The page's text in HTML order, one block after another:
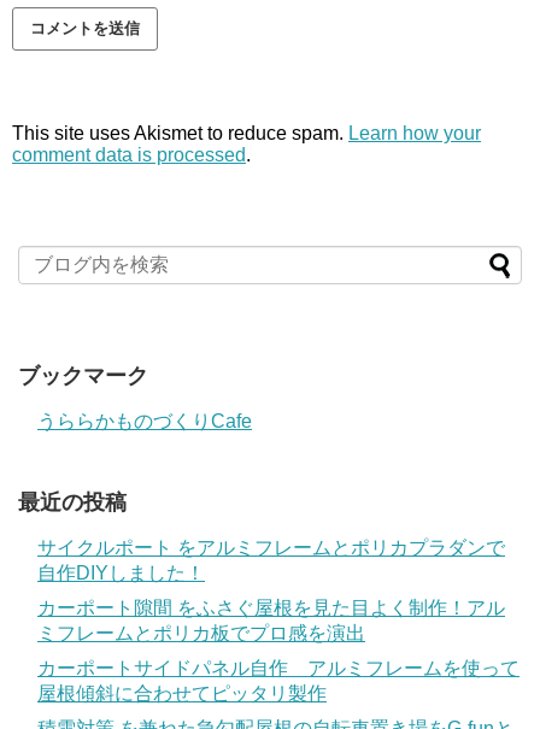
This site uses Akismet to reduce spam. Learn how your
comment data is processed.
ブックマーク
うららかものづくりCafe
最近の投稿
サイクルポート をアルミフレームとポリカプラダンで
自作DIYしました！
カーポート隙間 をふさぐ屋根を見た目よく制作！アル
ミフレームとポリカ板でプロ感を演出
カーポートサイドパネル自作 アルミフレームを使って
屋根傾斜に合わせてピッタリ製作